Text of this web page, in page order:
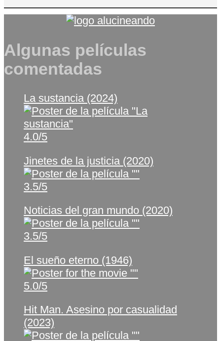
Algunas películas
comentadas
La sustancia (2024)
4.0/5
Jinetes de la justicia (2020)
3.5/5
Noticias del gran mundo (2020)
3.5/5
El sueño eterno (1946)
5.0/5
Hit Man. Asesino por casualidad
(2023)